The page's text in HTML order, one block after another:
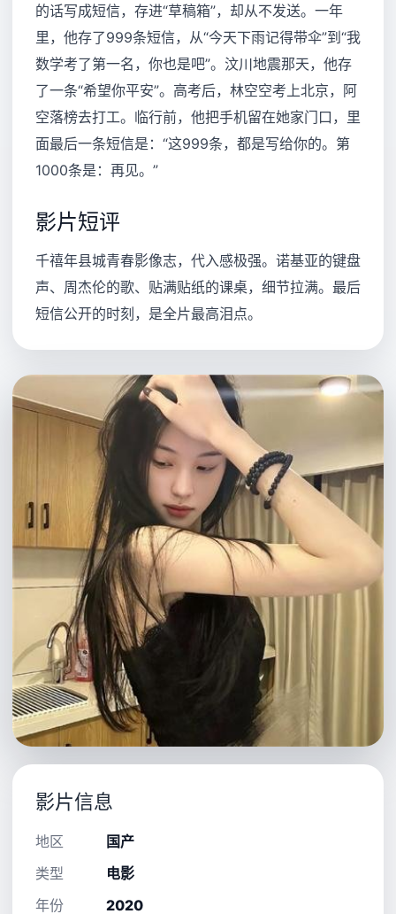
的话写成短信，存进“草稿箱”，却从不发送。一年
里，他存了999条短信，从“今天下雨记得带伞”到“我
数学考了第一名，你也是吧”。汶川地震那天，他存
了一条“希望你平安”。高考后，林空空考上北京，阿
空落榜去打工。临行前，他把手机留在她家门口，里
面最后一条短信是：“这999条，都是写给你的。第
1000条是：再见。”
影片短评
千禧年县城青春影像志，代入感极强。诺基亚的键盘
声、周杰伦的歌、贴满贴纸的课桌，细节拉满。最后
短信公开的时刻，是全片最高泪点。
影片信息
地区
国产
类型
电影
年份
2020